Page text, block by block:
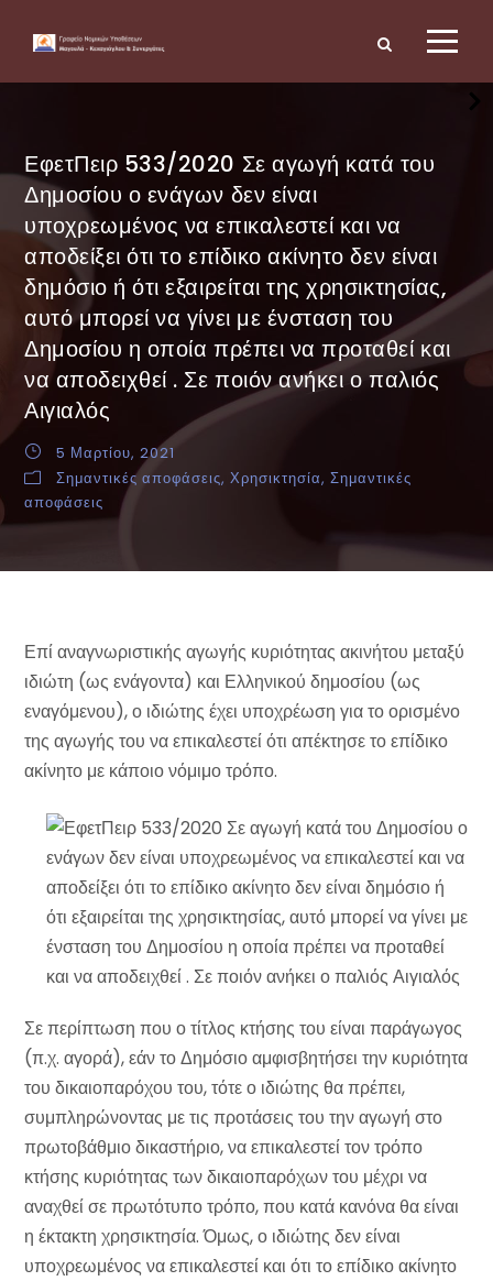
ΕφετΠειρ 533/2020 Σε αγωγή κατά του
Δημοσίου ο ενάγων δεν είναι
υποχρεωμένος να επικαλεστεί και να
αποδείξει ότι το επίδικο ακίνητο δεν είναι
δημόσιο ή ότι εξαιρείται της χρησικτησίας,
αυτό μπορεί να γίνει με ένσταση του
Δημοσίου η οποία πρέπει να προταθεί και
να αποδειχθεί . Σε ποιόν ανήκει ο παλιός
Αιγιαλός
5 Μαρτίου, 2021
Σημαντικές αποφάσεις, Χρησικτησία, Σημαντικές
αποφάσεις
Επί αναγνωριστικής αγωγής κυριότητας ακινήτου μεταξύ
ιδιώτη (ως ενάγοντα) και Ελληνικού δημοσίου (ως
εναγόμενου), ο ιδιώτης έχει υποχρέωση για το ορισμένο
της αγωγής του να επικαλεστεί ότι απέκτησε το επίδικο
ακίνητο με κάποιο νόμιμο τρόπο.
Σε περίπτωση που ο τίτλος κτήσης του είναι παράγωγος
(π.χ. αγορά), εάν το Δημόσιο αμφισβητήσει την κυριότητα
του δικαιοπαρόχου του, τότε ο ιδιώτης θα πρέπει,
συμπληρώνοντας με τις προτάσεις του την αγωγή στο
πρωτοβάθμιο δικαστήριο, να επικαλεστεί τον τρόπο
κτήσης κυριότητας των δικαιοπαρόχων του μέχρι να
αναχθεί σε πρωτότυπο τρόπο, που κατά κανόνα θα είναι
η έκτακτη χρησικτησία. Όμως, ο ιδιώτης δεν είναι
υποχρεωμένος να επικαλεστεί και ότι το επίδικο ακίνητο